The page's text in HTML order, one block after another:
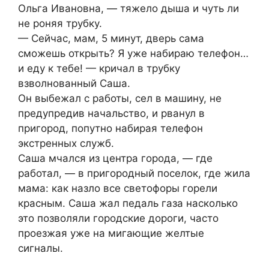
Ольга Ивановна, — тяжело дыша и чуть ли
не роняя трубку.
— Сейчас, мам, 5 минут, дверь сама
сможешь открыть? Я уже набираю телефон…
и еду к тебе! — кричал в трубку
взволнованный Саша.
Он выбежал с работы, сел в машину, не
предупредив начальство, и рванул в
пригород, попутно набирая телефон
экстренных служб.
Саша мчался из центра города, — где
работал, — в пригородный поселок, где жила
мама: как назло все светофоры горели
красным. Саша жал педаль газа насколько
это позволяли городские дороги, часто
проезжая уже на мигающие желтые
сигналы.